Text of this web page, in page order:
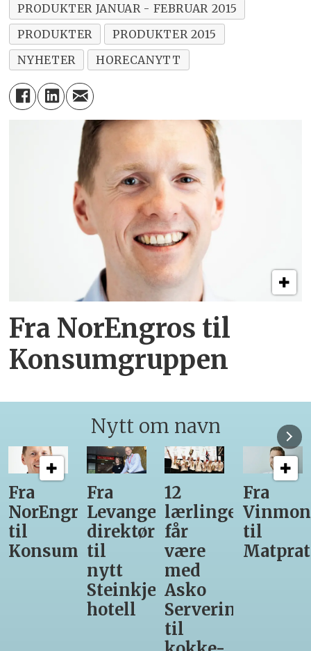
PRODUKTER JANUAR - FEBRUAR 2015
PRODUKTER
PRODUKTER 2015
NYHETER
HORECANYTT
Fra NorEngros til
Konsumgruppen
Nytt om navn
12
lærlinger
får
være
Servering
Fra
Vinmonopolet
til
Matprat
Gir seg
som
daglig
leder
hos
Den
Glade
Gris
Ny
daglig
leder
for